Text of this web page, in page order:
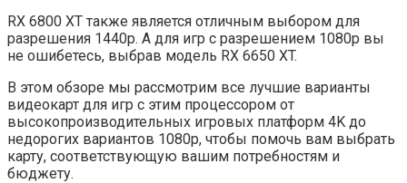
RX 6800 XT также является отличным выбором для
разрешения 1440p. А для игр с разрешением 1080p вы
не ошибетесь, выбрав модель RX 6650 XT.
В этом обзоре мы рассмотрим все лучшие варианты
видеокарт для игр с этим процессором от
высокопроизводительных игровых платформ 4K до
недорогих вариантов 1080p, чтобы помочь вам выбрать
карту, соответствующую вашим потребностям и
бюджету.